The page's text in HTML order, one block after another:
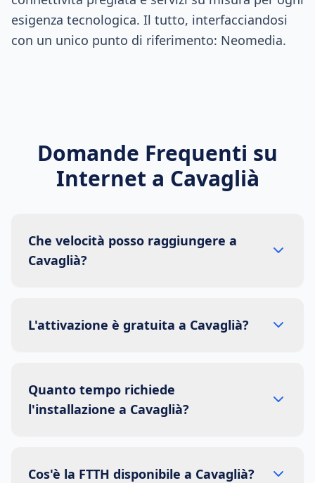
esigenza tecnologica. Il tutto, interfacciandosi
con un unico punto di riferimento: Neomedia.
Domande Frequenti su
Internet a Cavaglià
Che velocità posso raggiungere a
Cavaglià?
L'attivazione è gratuita a Cavaglià?
Quanto tempo richiede
l'installazione a Cavaglià?
Cos'è la FTTH disponibile a Cavaglià?